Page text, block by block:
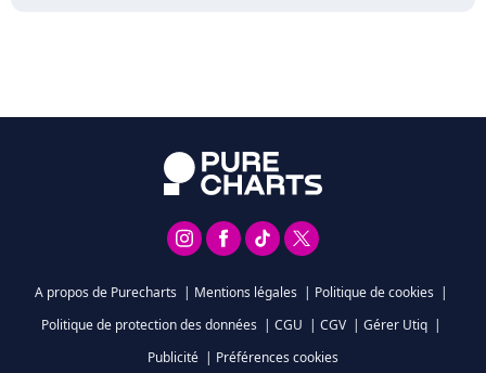
A propos de Purecharts | Mentions légales | Politique de cookies |
Politique de protection des données | CGU | CGV | Gérer Utiq |
Publicité | Préférences cookies